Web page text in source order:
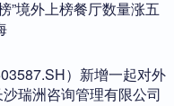
”境外上榜餐厅数量涨五
）新增一起对外
瑞洲咨询管理有限公司